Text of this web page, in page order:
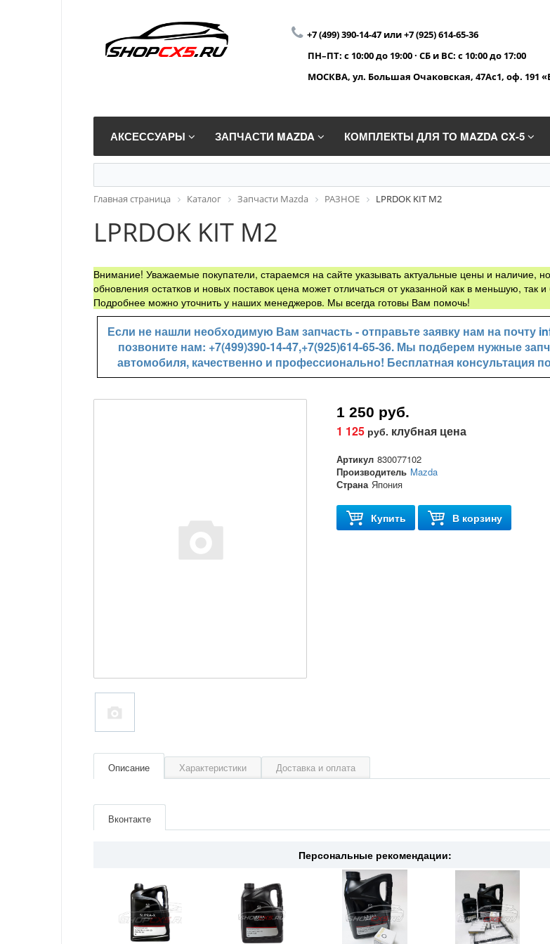
+7 (499) 390-14-47 или +7 (925) 614-65-36
ПН–ПТ: с 10:00 до 19:00 · СБ и ВС: с 10:00 до 17:00
МОСКВА, ул. Большая Очаковская, 47Ас1, оф. 191
АКСЕССУАРЫ ЗАПЧАСТИ MAZDA КОМПЛЕКТЫ ДЛЯ ТО MAZDA CX-5
Главная страница Каталог Запчасти Mazda РАЗНОЕ LPRDOK KIT M2
LPRDOK KIT M2
Внимание! Уважаемые покупатели, стараемся на сайте указывать актуальные цены и наличие,
обновления остатков и новых поставок цена может отличаться от указанной как в меньшую, так
Подробнее можно уточнить у наших менеджеров. Мы всегда готовы Вам помочь!
Если не нашли необходимую Вам запчасть - отправьте заявку нам на почту
позвоните нам: +7(499)390-14-47,+7(925)614-65-36. Мы подберем нужные
автомобиля, качественно и профессионально! Бесплатная консультация
1 250 руб.
1 125 руб. клубная цена
Артикул 830077102
Производитель Mazda
Страна Япония
Купить В корзину
Описание Характеристики Доставка и оплата
Страна Япония
Вконтакте
Персональные рекомендации: